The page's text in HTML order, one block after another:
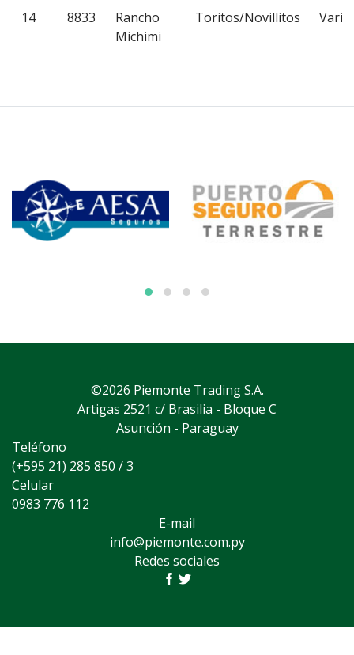
14 8833
Rancho
Michimi
Toritos/Novillitos
©2026 Piemonte Trading S.A.
Artigas 2521 c/ Brasilia - Bloque C
Asunción - Paraguay
Teléfono
(+595 21) 285 850 / 3
Celular
0983 776 112
E-mail
info@piemonte.com.py
Redes sociales